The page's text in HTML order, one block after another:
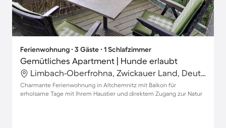
Ferienwohnung ∙ 3 Gäste ∙ 1 Schlafzimmer
Gemütliches Apartment | Hunde erlaubt
Limbach-Oberfrohna, Zwickauer Land, Deutschland
Charmante Ferienwohnung in Altchemnitz mit Balkon für
erholsame Tage mit Ihrem Haustier und direktem Zugang zur Natur